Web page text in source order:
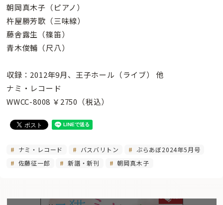
朝岡真木子（ピアノ）
杵屋勝芳歌（三味線）
藤舎露生（篠笛）
青木俊輔（尺八）
収録：2012年9月、王子ホール（ライブ） 他
ナミ・レコード
WWCC-8008 ￥2750（税込）
ナミ・レコード バスバリトン
ぶらあぼ2024年5月号
佐藤征一郎
新譜・新刊 朝岡真木子